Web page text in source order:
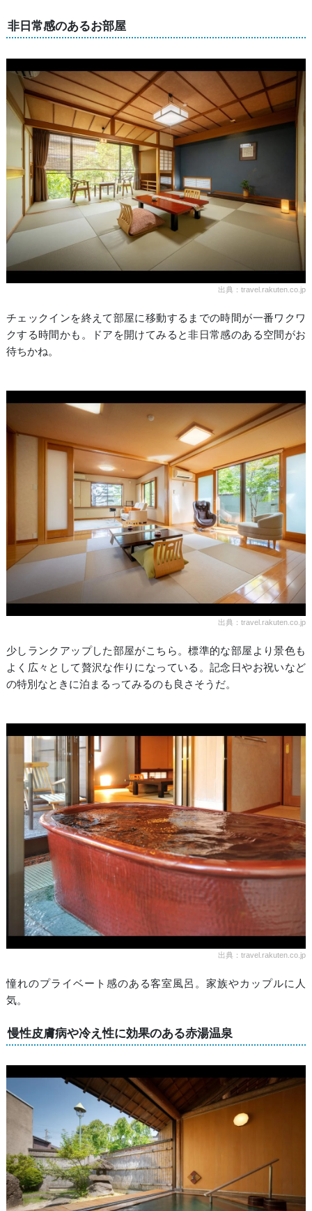
非日常感のあるお部屋
出典：travel.rakuten.co.jp
チェックインを終えて部屋に移動するまでの時間が一番ワクワ
クする時間かも。ドアを開けてみると非日常感のある空間がお
待ちかね。
出典：travel.rakuten.co.jp
少しランクアップした部屋がこちら。標準的な部屋より景色も
よく広々として贅沢な作りになっている。記念日やお祝いなど
の特別なときに泊まるってみるのも良さそうだ。
出典：travel.rakuten.co.jp
憧れのプライベート感のある客室風呂。家族やカップルに人
気。
慢性皮膚病や冷え性に効果のある赤湯温泉